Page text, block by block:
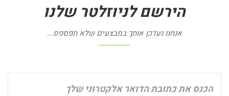
הירשםלניוזלטר שלנו
אנחנו נעדכן אותך במבצעים שלא תפספס...